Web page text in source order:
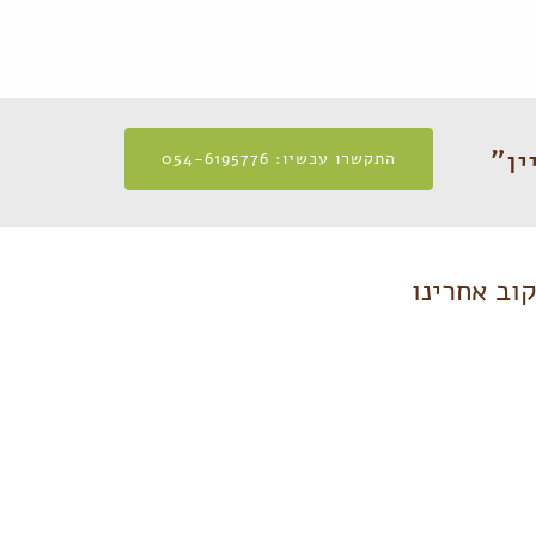
התקשרו עכשיו: 054-6195776
אחרינו